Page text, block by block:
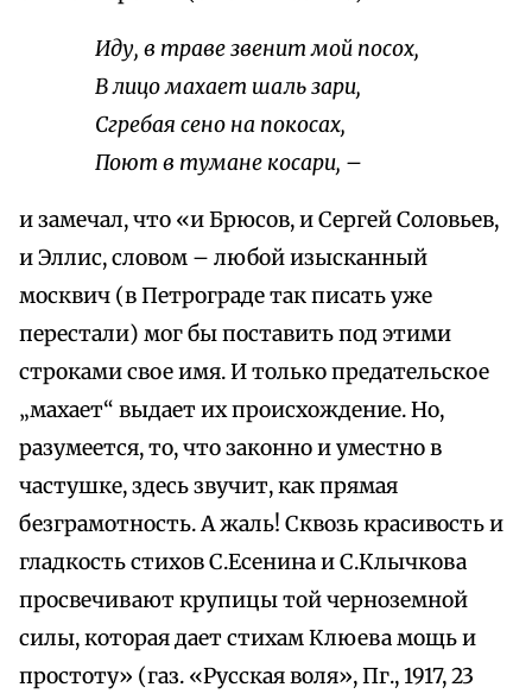
Иду, в траве звенит мой посох,
В лицо махает шаль зари,
Сгребая сено на покосах,
Поют в тумане косари, –
и замечал, что «и Брюсов, и Сергей Соловьев,
и Эллис, словом – любой изысканный
москвич (в Петрограде так писать уже
перестали) мог бы поставить под этими
строками свое имя. И только предательское
„махает“ выдает их происхождение. Но,
разумеется, то, что законно и уместно в
частушке, здесь звучит, как прямая
безграмотность. А жаль! Сквозь красивость и
гладкость стихов С.Есенина и С.Клычкова
просвечивают крупицы той черноземной
силы, которая дает стихам Клюева мощь и
простоту» (газ. «Русская воля», Пг., 1917, 23